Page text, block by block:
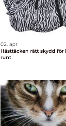
02. apr
Hästtäcken rätt skydd för hästen året
runt